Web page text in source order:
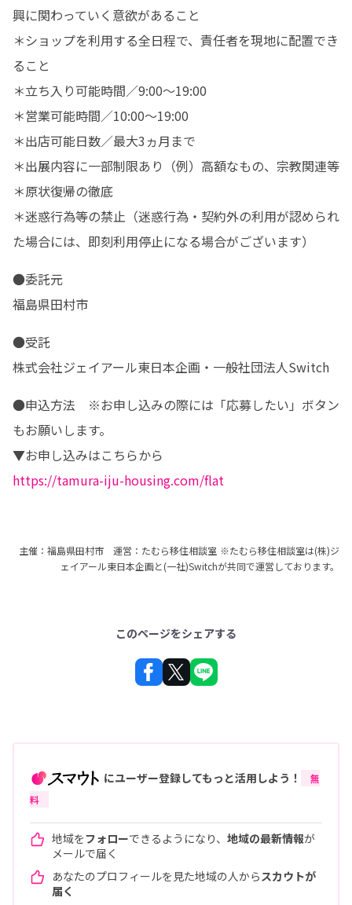
興に関わっていく意欲があること
＊ショップを利用する全日程で、責任者を現地に配置でき
ること
＊立ち入り可能時間／9:00～19:00
＊営業可能時間／10:00～19:00
＊出店可能日数／最大3ヵ月まで
＊出展内容に一部制限あり（例）高額なもの、宗教関連等
＊原状復帰の徹底
＊迷惑行為等の禁止（迷惑行為・契約外の利用が認められ
た場合には、即刻利用停止になる場合がございます）
●委託元
福島県田村市
●受託
株式会社ジェイアール東日本企画・一般社団法人Switch
●申込方法　※お申し込みの際には「応募したい」ボタン
もお願いします。
https://tamura-iju-housing.com/flat
主催：福島県田村市 運営：たむら移住相談室 ※たむら移住相談室は(株)ジ
ェイアール東日本企画と(一社)Switchが共同で運営しております。
このページをシェアする
にユーザー登録してもっと活用しよう！
無
料
地域をフォローできるようになり、 地域の最新情報が
メールで届く
あなたのプロフィールを見た地域の人から スカウトが
届く